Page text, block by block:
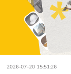
2026-07-20 15:51:26